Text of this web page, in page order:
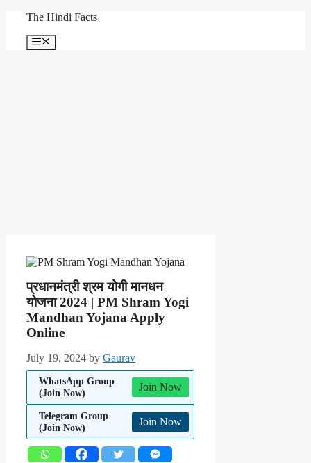
content
The Hindi Facts
Menu
प्रधानमंत्री श्रम योगी मानधन
योजना 2024 | PM Shram Yogi
Mandhan Yojana Apply
Online
July 19, 2024 by Gaurav
WhatsApp Group
(Join Now)
Join Now
Telegram Group
(Join Now)
Join Now